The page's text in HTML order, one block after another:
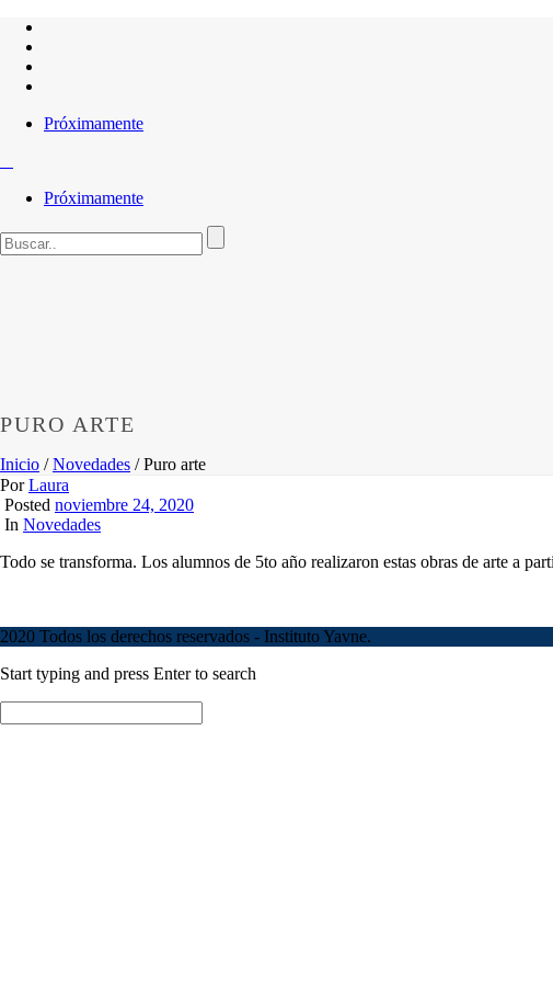
Próximamente
Próximamente
PURO ARTE
Inicio /Novedades / Puro arte
PorLaura
Posted noviembre 24, 2020
In Novedades
Todo se transforma. Los alumnos de 5to año realizaron estas obras de arte a
2020 Todos los derechos reservados - Instituto Yavne.
Start typing and press Enter to search